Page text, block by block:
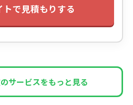
トで見積もりする
サービスをもっと見る